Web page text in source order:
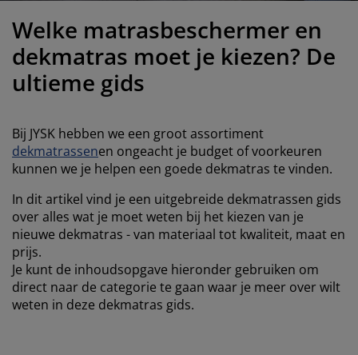
Welke matrasbeschermer en
dekmatras moet je kiezen? De
ultieme gids
Bij JYSK hebben we een groot assortiment
dekmatrassenen ongeacht je budget of voorkeuren
kunnen we je helpen een goede dekmatras te vinden.
In dit artikel vind je een uitgebreide dekmatrassen gids
over alles wat je moet weten bij het kiezen van je
nieuwe dekmatras - van materiaal tot kwaliteit, maat en
prijs.
Je kunt de inhoudsopgave hieronder gebruiken om
direct naar de categorie te gaan waar je meer over wilt
weten in deze dekmatras gids.